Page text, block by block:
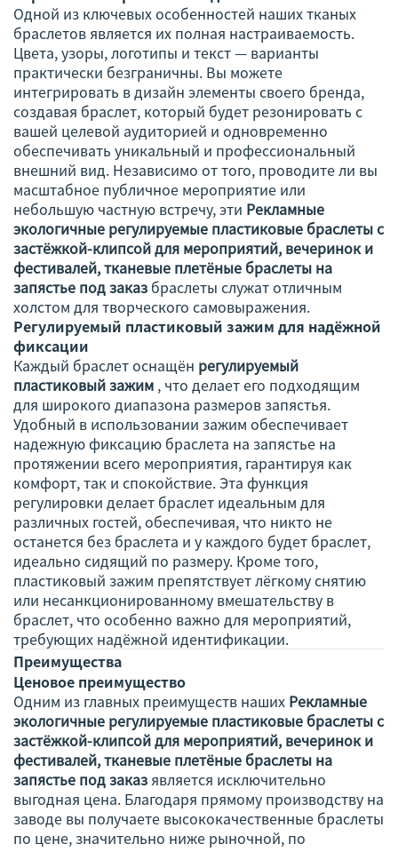
Одной из ключевых особенностей наших тканых
браслетов является их полная настраиваемость.
Цвета, узоры, логотипы и текст — варианты
практически безграничны. Вы можете
интегрировать в дизайн элементы своего бренда,
создавая браслет, который будет резонировать с
вашей целевой аудиторией и одновременно
обеспечивать уникальный и профессиональный
внешний вид. Независимо от того, проводите ли вы
масштабное публичное мероприятие или
небольшую частную встречу, эти Рекламные
экологичные регулируемые пластиковые браслеты с
застёжкой-клипсой для мероприятий, вечеринок и
фестивалей, тканевые плетёные браслеты на
запястье под заказ браслеты служат отличным
холстом для творческого самовыражения.
Регулируемый пластиковый зажим для надёжной
фиксации
Каждый браслет оснащён регулируемый
пластиковый зажим , что делает его подходящим
для широкого диапазона размеров запястья.
Удобный в использовании зажим обеспечивает
надежную фиксацию браслета на запястье на
протяжении всего мероприятия, гарантируя как
комфорт, так и спокойствие. Эта функция
регулировки делает браслет идеальным для
различных гостей, обеспечивая, что никто не
останется без браслета и у каждого будет браслет,
идеально сидящий по размеру. Кроме того,
пластиковый зажим препятствует лёгкому снятию
или несанкционированному вмешательству в
браслет, что особенно важно для мероприятий,
требующих надёжной идентификации.
Преимущества
Ценовое преимущество
Одним из главных преимуществ наших Рекламные
экологичные регулируемые пластиковые браслеты с
застёжкой-клипсой для мероприятий, вечеринок и
фестивалей, тканевые плетёные браслеты на
запястье под заказявляется исключительно
выгодная цена. Благодаря прямому производству на
заводе вы получаете высококачественные браслеты
по цене, значительно ниже рыночной, по